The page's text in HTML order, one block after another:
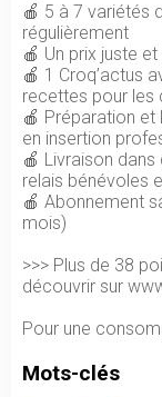
🍎 5 à 7 variétés
régulièrement
🍎 Un prix juste
🍎 1 Croq’actus
recettes pour les
🍎 Préparation et
en insertion
🍎 Livraison
relais bénévoles
🍎 Abonnement
mois)
>>> Plus de 38
découvrir sur
Mots-clés